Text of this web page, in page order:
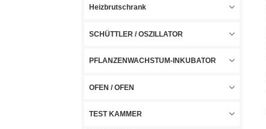
Heizbrutschrank
SCHÜTTLER / OSZILLATOR
PFLANZENWACHSTUM-INKUBATOR
OFEN / OFEN
TEST KAMMER